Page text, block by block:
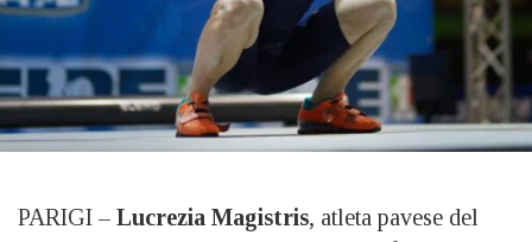
PARIGI – Lucrezia Magistris, atleta pavese del